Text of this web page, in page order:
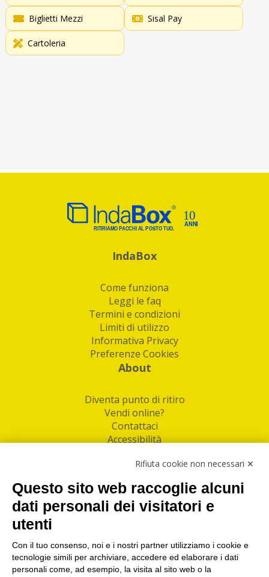
Biglietti Mezzi Sisal Pay
Cartoleria
IndaBox
Come funziona
Leggi le faq
Termini e condizioni
Limiti di utilizzo
Informativa Privacy
Preferenze Cookies
About
Diventa punto di ritiro
Vendi online?
Contattaci
Accessibilità
Facebook
Linkedin
I nostri punti di ritiro e spedizione pacchi nelle
maggiori città italiane
Torino|Milano|Roma|Bologna|Firenze| Genova
Rifiuta cookie non necessari ✕
Questo sito web raccoglie alcuni
dati personali dei visitatori e
utenti
Con il tuo consenso, noi e i nostri partner utilizziamo i cookie e
tecnologie simili per archiviare, accedere ed elaborare i dati
personali come, ad esempio, la visita al sito web o la